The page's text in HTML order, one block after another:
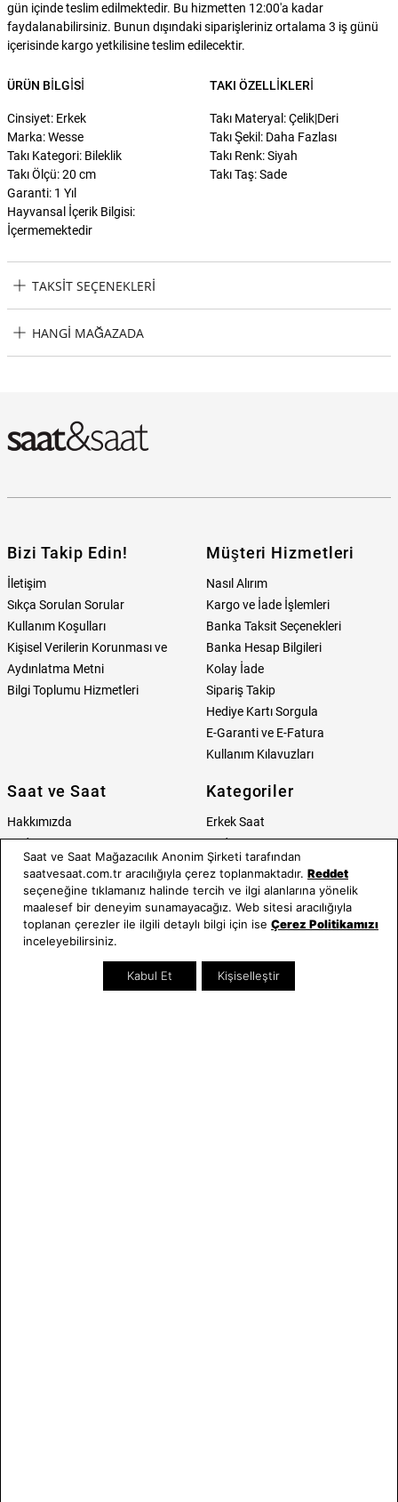
gün içinde teslim edilmektedir. Bu hizmetten 12:00'a kadar
faydalanabilirsiniz. Bunun dışındaki siparişleriniz ortalama 3 iş günü
içerisinde kargo yetkilisine teslim edilecektir.
ÜRÜN BILGISI
Cinsiyet: Erkek
Marka: Wesse
Takı Kategori: Bileklik
Takı Ölçü: 20 cm
Garanti: 1 Yıl
Hayvansal İçerik Bilgisi:
İçermemektedir
TAKI ÖZELLIKLERI
Takı Materyal: Çelik|Deri
Takı Şekil: Daha Fazlası
Takı Renk: Siyah
Takı Taş: Sade
TAKSIT SEÇENEKLERI
HANGI MAĞAZADA
Bizi Takip Edin!
İletişim
Sıkça Sorulan Sorular
Kullanım Koşulları
Kişisel Verilerin Korunması ve
Aydınlatma Metni
Bilgi Toplumu Hizmetleri
Müşteri Hizmetleri
Nasıl Alırım
Kargo ve İade İşlemleri
Banka Taksit Seçenekleri
Banka Hesap Bilgileri
Kolay İade
Sipariş Takip
Hediye Kartı Sorgula
E-Garanti ve E-Fatura
Kullanım Kılavuzları
Saat ve Saat
Hakkımızda
Neden Saat ve Saat
Mağazalar
Kurumsal Satış
Mağazada Teknik Servis
Yatırımcı İlişkileri
Kategoriler
Erkek Saat
Kadın Saat
Tüm Ürünler
Takı & Aksesuar
Kampanyalar
İndirimliler
Hediye Kartı
Blog
Saat ve Saat Mağazacılık Anonim Şirketi tarafından
saatvesaat.com.tr aracılığıyla çerez toplanmaktadır. Reddet
seçeneğine tıklamanız halinde tercih ve ilgi alanlarına yönelik
maalesef bir deneyim sunamayacağız. Web sitesi aracılığıyla
toplanan çerezler ile ilgili detaylı bilgi için ise Çerez Politikamızı
inceleyebilirsiniz.
Kabul Et Kişiselleştir